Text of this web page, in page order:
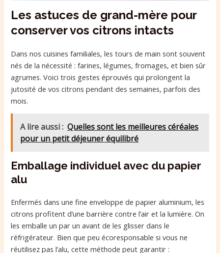
Les astuces de grand-mère pour
conserver vos citrons intacts
Dans nos cuisines familiales, les tours de main sont souvent
nés de la nécessité : farines, légumes, fromages, et bien sûr
agrumes. Voici trois gestes éprouvés qui prolongent la
jutosité de vos citrons pendant des semaines, parfois des
mois.
A lire aussi : Quelles sont les meilleures céréales
pour un petit déjeuner équilibré
Emballage individuel avec du papier
alu
Enfermés dans une fine enveloppe de papier aluminium, les
citrons profitent d’une barrière contre l’air et la lumière. On
les emballe un par un avant de les glisser dans le
réfrigérateur. Bien que peu écoresponsable si vous ne
réutilisez pas l’alu, cette méthode peut garantir :